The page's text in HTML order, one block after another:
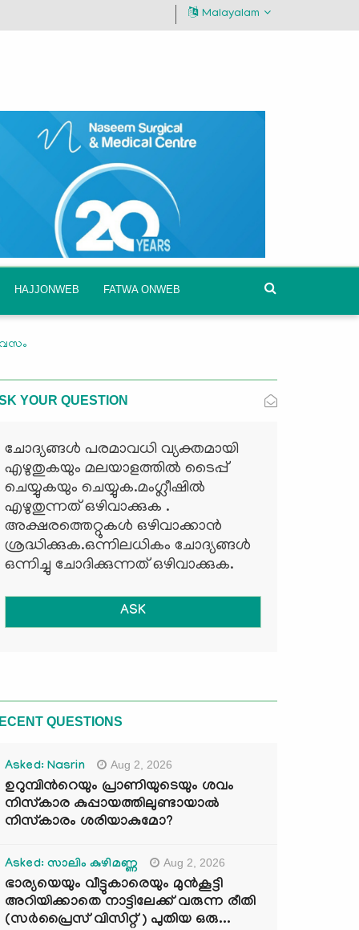
Malayalam
HAJJONWEB FATWA ONWEB
YOUR QUESTION
ചോദ്യങ്ങള്‍ പരമാവധി വ്യക്തമായി
എഴുതുകയും മലയാളത്തില്‍ ടൈപ്പ്
ചെയ്യുകയും ചെയ്യുക.മംഗ്ലീഷില്‍
എഴുതുന്നത് ഒഴിവാക്കുക .
അക്ഷരത്തെറ്റുകള്‍ ഒഴിവാക്കാന്‍
ശ്രദ്ധിക്കുക.ഒന്നിലധികം ചോദ്യങ്ങള്‍
ഒന്നിച്ചു ചോദിക്കുന്നത് ഒഴിവാക്കുക.
ASK
QUESTIONS
Asked: Nasrin Aug 2, 2026
ഉറുമ്പിന്‍റെയും പ്രാണിയുടെയും ശവം
നിസ്കാര കുപ്പായത്തിലുണ്ടായാൽ
നിസ്കാരം ശരിയാകുമോ?
Asked: സാലിം കുഴിമണ്ണ Aug 2, 2026
ഭാര്യയെയും വീട്ടുകാരെയും മുൻകൂട്ടി
അറിയിക്കാതെ നാട്ടിലേക്ക് വരുന്ന രീതി
(സർപ്രൈസ് വിസിറ്റ് ) പുതിയ ഒരു...